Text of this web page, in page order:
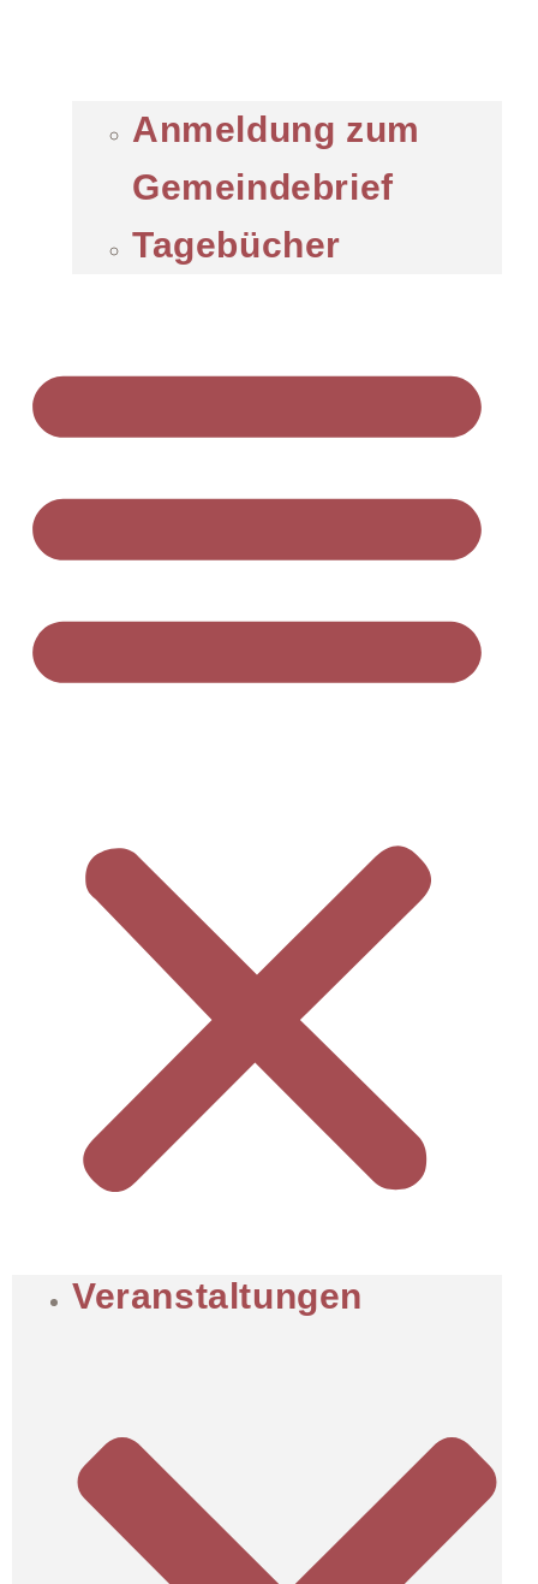
Anmeldung zum
Gemeindebrief
Tagebücher
Veranstaltungen